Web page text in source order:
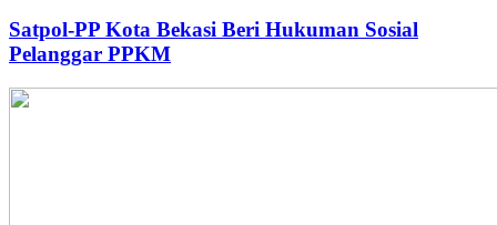
Satpol-PP Kota Bekasi Beri Hukuman Sosial
Pelanggar PPKM